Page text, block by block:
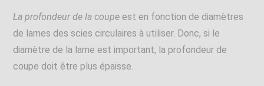
La profondeur de la coupe est en fonction de diamètres
de lames des scies circulaires à utiliser. Donc, si le
diamètre de la lame est important, la profondeur de
coupe doit être plus épaisse.